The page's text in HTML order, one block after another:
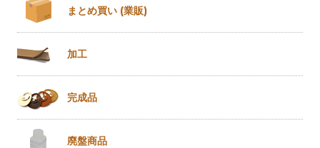
まとめ買い (業販)
加工
完成品
廃盤商品